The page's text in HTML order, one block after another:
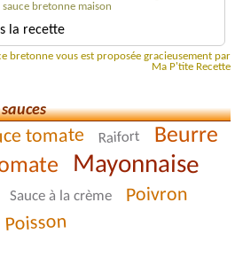
bretonne maison
la recette
bretonne vous est proposée gracieusement par
Ma P'tite Recette
tomate Raifort Beurre
Mayonnaise
Sauce à la crème Poivron
Poisson